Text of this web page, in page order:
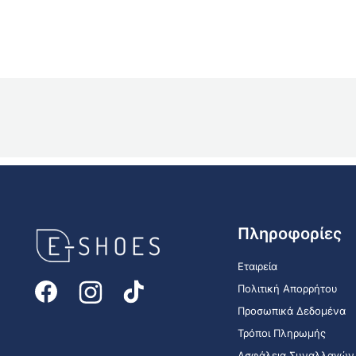
Πληροφορίες
Εταιρεία
Πολιτική Απορρήτου
Προσωπικά Δεδομένα
Τρόποι Πληρωμής